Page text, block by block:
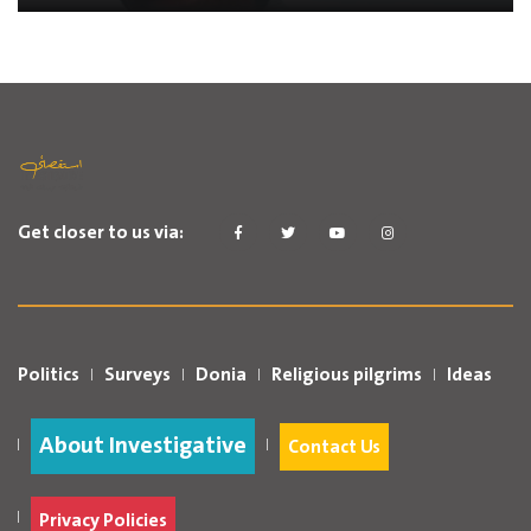
Get closer to us via:
Politics Surveys Donia Religious pilgrims Ideas
About Investigative Contact Us
Privacy Policies